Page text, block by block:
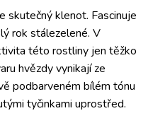
skutečný klenot. Fascinuje
rok stálezelené. V
této rostliny jen těžko
hvězdy vynikají ze
podbarveném bílém tónu
tyčinkami uprostřed.